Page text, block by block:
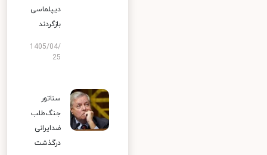
دیپلماسی
بازگردند
1405/04/
25
سناتور
جنگ‌طلب
ضدایرانی
درگذشت